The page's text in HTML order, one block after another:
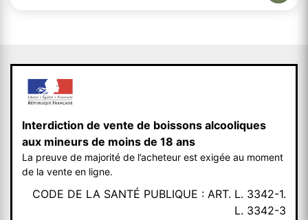
Interdiction de vente de boissons alcooliques
aux mineurs de moins de 18 ans
La preuve de majorité de l’acheteur est exigée au moment
de la vente en ligne.
CODE DE LA SANTÉ PUBLIQUE : ART. L. 3342-1.
L. 3342-3